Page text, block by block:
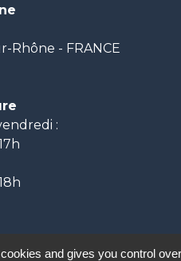
Rhône - FRANCE
:
and gives you control